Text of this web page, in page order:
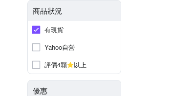
商品狀況
有現貨
Yahoo自營
評價4顆
以上
優惠